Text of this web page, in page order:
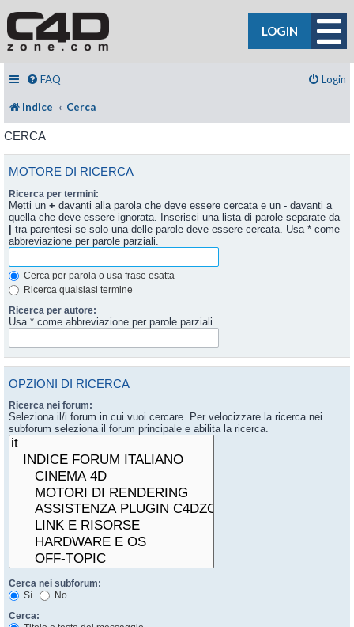
LOGIN
FAQ Login
Indice Cerca
CERCA
MOTORE DI RICERCA
Ricerca per termini:
Metti un + davanti alla parola che deve essere cercata e un - davanti a
quella che deve essere ignorata. Inserisci una lista di parole separate da
| tra parentesi se solo una delle parole deve essere cercata. Usa * come
abbreviazione per parole parziali.
Cerca per parola o usa frase esatta
Ricerca qualsiasi termine
Ricerca per autore:
Usa * come abbreviazione per parole parziali.
OPZIONI DI RICERCA
Ricerca nei forum:
Seleziona il/i forum in cui vuoi cercare. Per velocizzare la ricerca nei
subforum seleziona il forum principale e abilita la ricerca.
Cerca nei subforum:
Sì
No
Cerca: